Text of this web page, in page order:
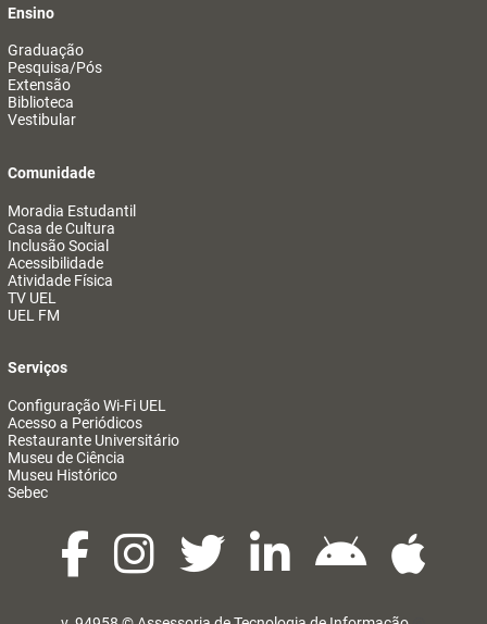
Ensino
Graduação
Pesquisa/Pós
Extensão
Biblioteca
Vestibular
Comunidade
Moradia Estudantil
Casa de Cultura
Inclusão Social
Acessibilidade
Atividade Física
TV UEL
UEL FM
Serviços
Configuração Wi-Fi UEL
Acesso a Periódicos
Restaurante Universitário
Museu de Ciência
Museu Histórico
Sebec